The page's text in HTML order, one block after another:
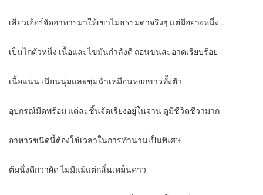
เสี่ยวเอ้อร์จัดอาหารมาให้เขาไม่ธรรมดาจริงๆ แต่มีอย่างหนึ่ง…
เป็นไก่ตัวหนึ่ง เนื้อและไขมันกำลังดี ถอนขนสะอาดเรียบร้อย
เนื้อแน่น เนียนนุ่มและชุ่มฉ่ำเหมือนหยกขาวทั้งตัว
อุปกรณ์มีดพร้อม แต่ละชิ้นจัดเรียงอยู่ในจาน ดูมีชีวิตชีวามาก
อาหารชนิดนี้ต้องใช้เวลาในการทำนานเป็นพิเศษ
ต้มนึ่งดีกว่าผัด ไม่มีแม้แต่กลิ่นเหม็นคาว